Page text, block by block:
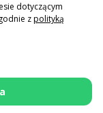
dotyczącym
zpolityką